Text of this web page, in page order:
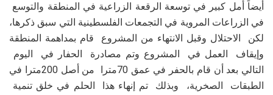
أيضاً أمل كبير في توسعة الرقعة الزراعية في المنطقة والتوسع
في الزراعات المروية في التجمعات الفلسطينية التي سبق ذكرها،
لكن الاحتلال وقبل الانتهاء من المشروع قام بمداهمة المنطقة
وإيقاف العمل في المشروع وتم مصادرة الحفار في اليوم
التالي بعد أن قام بالحفر في عمق 70مترا من أصل 200مترا في
الطبقات الصخرية، وبذلك تم إنهاء هذا الحلم في خلق تنمية